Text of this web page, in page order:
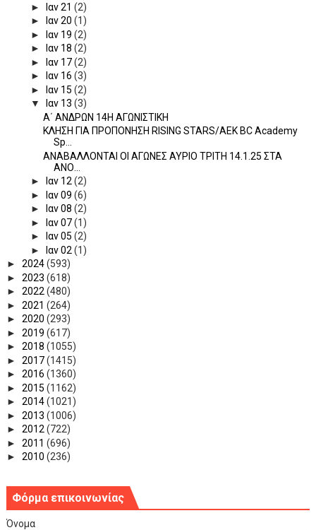
►
Ιαν 21 (2)
►
Ιαν 20 (1)
►
Ιαν 19 (2)
►
Ιαν 18 (2)
►
Ιαν 17(2)
►
Ιαν 16 (3)
►
Ιαν 15 (2)
▼
Ιαν 13 (3)
Α΄ ΑΝΔΡΩΝ 14Η ΑΓΩΝΙΣΤΙΚΗ
ΚΛΗΣΗ ΓΙΑ ΠΡΟΠΟΝΗΣΗ RISING STARS/ΑΕΚ BC Academy
Sp...
ΑΝΑΒΑΛΛΟΝΤΑΙ ΟΙ ΑΓΩΝΕΣ ΑΥΡΙΟ ΤΡΙΤΗ 14.1.25 ΣΤΑ
ΑΝΟ...
►
Ιαν 12(2)
►
Ιαν 09 (6)
►
Ιαν 08 (2)
►
Ιαν 07(1)
►
Ιαν 05 (2)
►
Ιαν 02 (1)
► 2024(593)
► 2023 (618)
► 2022(480)
► 2021 (264)
► 2020 (293)
► 2019 (617)
► 2018 (1055)
► 2017(1415)
► 2016 (1360)
► 2015 (1162)
► 2014(1021)
► 2013 (1006)
► 2012(722)
► 2011 (696)
► 2010 (236)
Φόρμα επικοινωνίας
Όνομα